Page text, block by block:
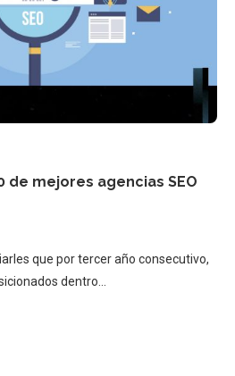
de mejores agencias SEO
que por tercer año consecutivo,
dentro…